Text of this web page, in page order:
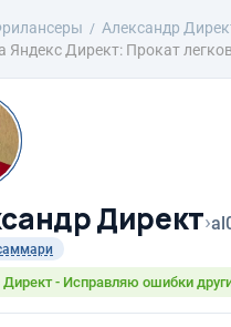
Александр
Яндекс Директ: Прокат
Директ›
- Исправляю ошибки